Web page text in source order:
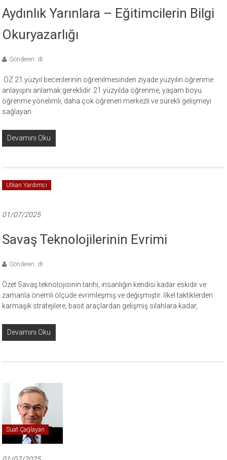
Aydınlık Yarınlara – Eğitimcilerin Bilgi
Okuryazarlığı
Gönderen: dt
ÖZ 21.yüzyıl becerilerinin öğrenilmesinden ziyade yüzyılın öğrenme
anlayışını anlamak gereklidir. 21.yüzyılda öğrenme, yaşam boyu
öğrenme yönelimli, daha çok öğrenen merkezli ve sürekli gelişmeyi
sağlayan
Devamını Oku
Utkan Yardımcı
01/07/2025
Savaş Teknolojilerinin Evrimi
Gönderen: dt
Özet Savaş teknolojisinin tarihi, insanlığın kendisi kadar eskidir ve
zamanla önemli ölçüde evrimleşmiş ve değişmiştir. İlkel taktiklerden
karmaşık stratejilere, basit araçlardan gelişmiş silahlara kadar,
Devamını Oku
Suat Çağlayan